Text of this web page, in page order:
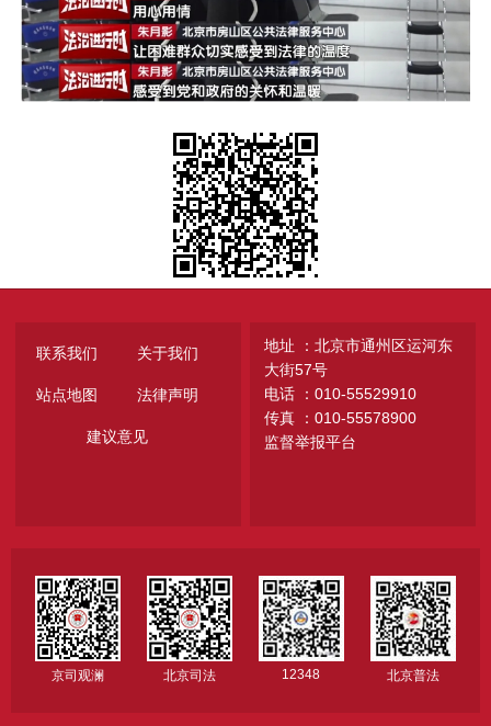
联系我们 关于我们
站点地图 法律声明
建议意见
地址 ：北京市通州区运河东
大街57号
电话 ：010-55529910
传真 ：010-55578900
监督举报平台
京司观澜 北京司法 12348 北京普法